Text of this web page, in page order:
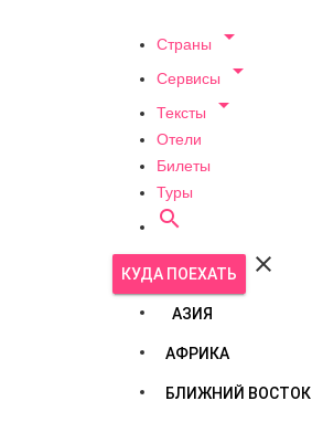
Страны 
Сервисы 
Тексты 
Отели
Билеты
Туры

КУДА ПОЕХАТЬ 
АЗИЯ
АФРИКА
БЛИЖНИЙ ВОСТОК